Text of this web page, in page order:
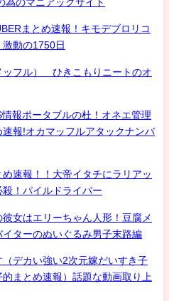
為のマニアックサイト
まとめ速報！キモデブロリコ
動の1750日
ッフル） ひきこもりニートのオ
報ポータブルの杜！オネエ管理
報!オカマッフルアタックナンバ
速報！！大帝イタチにラリアッ
殺！パイルドライバー
女はエリーちゃん人形！豆腐メ
ターのぬいぐるみ男子末路編
デカい強い2次元嫁だいすき子
まとめ速報）話題な動画取り上